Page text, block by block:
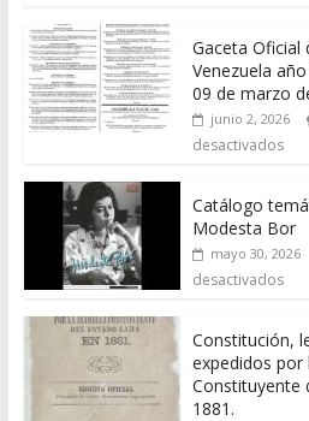
Gaceta Oficial
Venezuela
09 de marzo
junio 2, 2026
desactivados
Catálogo
Modesta Bor
mayo 30, 2026
desactivados
Constitución,
expedidos por
Constituyente
1881.